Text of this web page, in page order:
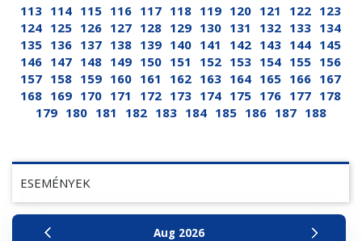
ESEMÉNYEK
Aug 2026
113 114 115 116 117 118 119 120 121 122 123
124 125 126 127 128 129 130 131 132 133 134
135 136 137 138 139 140 141 142 143 144 145
146 147 148 149 150 151 152 153 154 155 156
157 158 159 160 161 162 163 164 165 166 167
168 169 170 171 172 173 174 175 176 177 178
179 180 181 182 183 184 185 186 187 188